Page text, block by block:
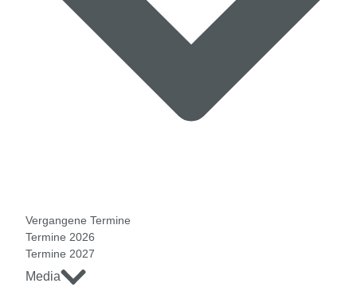
Vergangene Termine
Termine 2026
Termine 2027
Media